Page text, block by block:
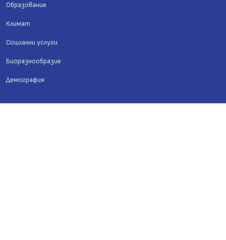
Образование
Климат
Социални услуги
Биоразнообразие
Демография